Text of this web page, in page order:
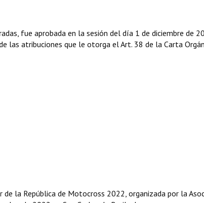
fue aprobada en la sesión del día 1 de diciembre de
las atribuciones que le otorga el Art. 38 de la Carta
la República de Motocross 2022, organizada por la